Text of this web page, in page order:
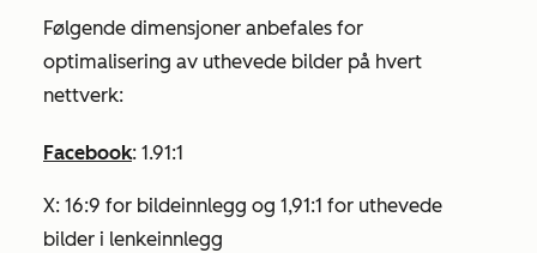
Følgende dimensjoner anbefales for
optimalisering av uthevede bilder på hvert
nettverk:
Facebook: 1.91:1
X: 16:9 for bildeinnlegg og 1,91:1 for uthevede
bilder i lenkeinnlegg